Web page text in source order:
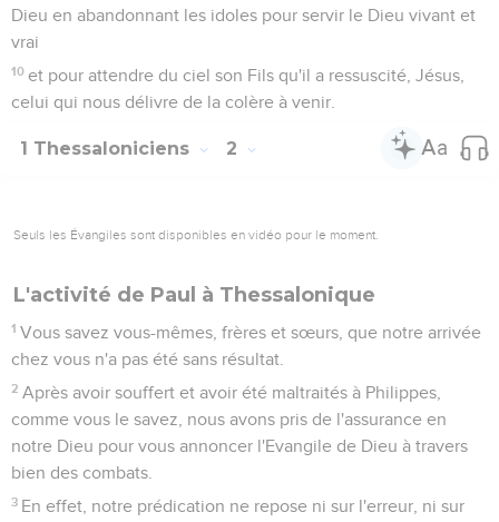
Dieu en abandonnant les idoles pour servir le Dieu vivant et
vrai
10 et pour attendre du ciel son Fils qu'il a ressuscité, Jésus,
celui qui nous délivre de la colère à venir.
1 Thessaloniciens 2
Seuls les Évangiles sont disponibles en vidéo pour le moment.
L'activité de Paul à Thessalonique
1 Vous savez vous-mêmes, frères et sœurs, que notre arrivée
chez vous n'a pas été sans résultat.
2 Après avoir souffert et avoir été maltraités à Philippes,
comme vous le savez, nous avons pris de l'assurance en
notre Dieu pour vous annoncer l'Evangile de Dieu à travers
bien des combats.
3 En effet, notre prédication ne repose ni sur l'erreur, ni sur